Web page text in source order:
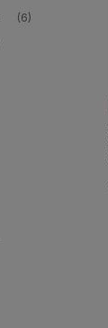
(6)